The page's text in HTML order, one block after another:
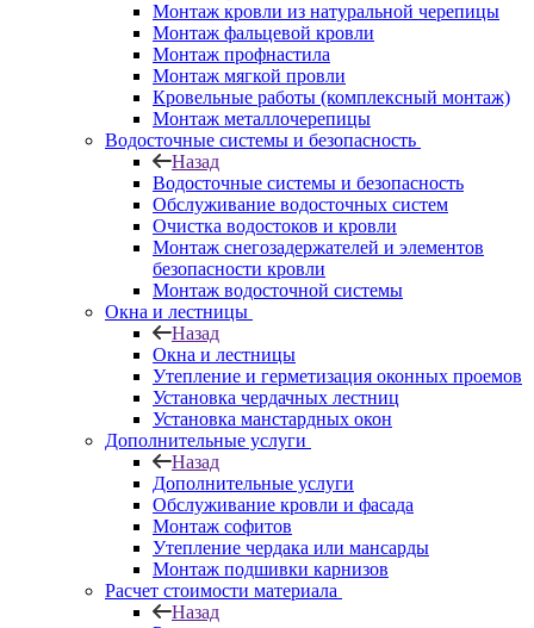
Монтаж кровли из натуральной черепицы
Монтаж фальцевой кровли
Монтаж профнастила
Монтаж мягкой провли
Кровельные работы (комплексный монтаж)
Монтаж металлочерепицы
Водосточные системы и безопасность
Назад
Водосточные системы и безопасность
Обслуживание водосточных систем
Очистка водостоков и кровли
Монтаж снегозадержателей и элементов
безопасности кровли
Монтаж водосточной системы
Окна и лестницы
Назад
Окна и лестницы
Утепление и герметизация оконных проемов
Установка чердачных лестниц
Установка манстардных окон
Дополнительные услуги
Назад
Дополнительные услуги
Обслуживание кровли и фасада
Монтаж софитов
Утепление чердака или мансарды
Монтаж подшивки карнизов
Расчет стоимости материала
Назад